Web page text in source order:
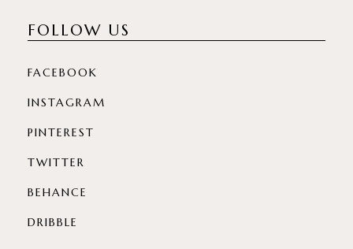
FOLLOW US
FACEBOOK
INSTAGRAM
PINTEREST
TWITTER
BEHANCE
DRIBBLE